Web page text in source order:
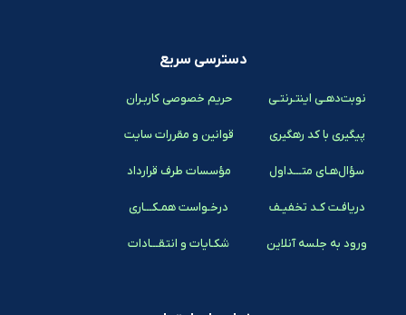
دسترسی سریع
نوبت‌دهـی اینتـرنتـی
پیگیری با کد رهگیری
سؤال‌هـای متـــداول
دریافـت کـد تخفیـف
ورود به جلسه آنلاین
حریم خصوصی کاربـران
قوانین و مقررات سایت
مؤسسات طرف قرارداد
درخـواست همـکـــاری
شکـایات و انتقـــادات